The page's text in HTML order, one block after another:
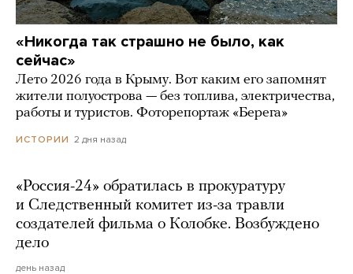
«Никогда так страшно не было, как
сейчас»
Лето 2026 года в Крыму. Вот каким его запомнят
жители полуострова — без топлива, электричества,
работы и туристов. Фоторепортаж «Берега»
ИСТОРИИ 2 дня назад
«Россия-24» обратилась в прокуратуру
и Следственный комитет из-за травли
создателей фильма о Колобке. Возбуждено
дело
день назад